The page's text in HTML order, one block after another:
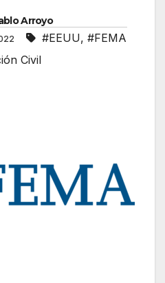
Arroyo
#EEUU, #FEMA
Civil